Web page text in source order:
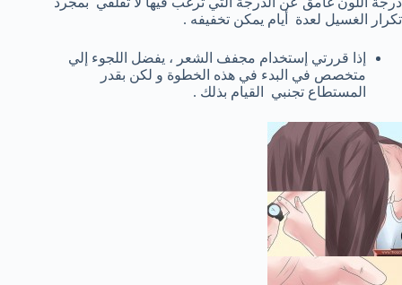
تكرار الغسيل لعدة أيام يمكن تخفيفه .
إذا قررتي إستخدام مجفف الشعر ، يفضل اللجوء إلي
متخصص في البدء في هذه الخطوة و لكن بقدر
المستطاع تجنبي القيام بذلك .